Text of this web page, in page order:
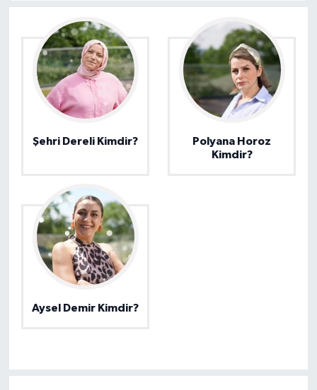
Şehri Dereli Kimdir?
Polyana Horoz
Kimdir?
Aysel Demir Kimdir?